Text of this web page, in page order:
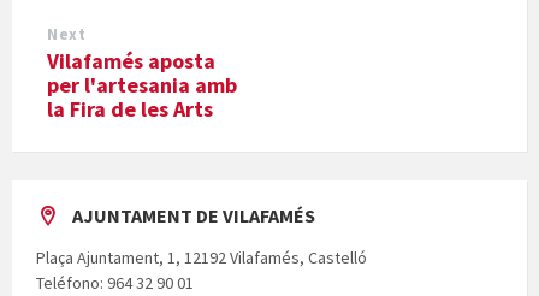
Next
Vilafamés aposta
per l'artesania amb
la Fira de les Arts
AJUNTAMENT DE VILAFAMÉS
Plaça Ajuntament, 1, 12192 Vilafamés, Castelló
Teléfono: 964 32 90 01